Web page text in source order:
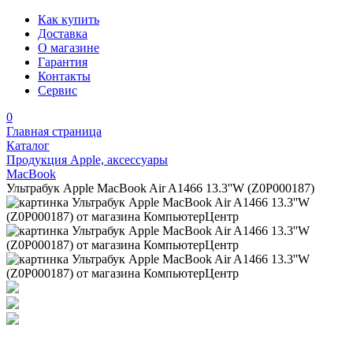
Как купить
Доставка
О магазине
Гарантия
Контакты
Сервис
0
Главная страница
Каталог
Продукция Apple, аксессуары
MacBook
Ультрабук Apple MacBook Air A1466 13.3''W (Z0P000187)